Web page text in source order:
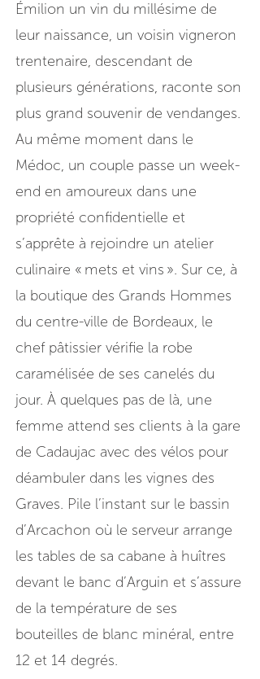
Émilion un vin du millésime de
leur naissance, un voisin vigneron
trentenaire, descendant de
plusieurs générations, raconte son
plus grand souvenir de vendanges.
Au même moment dans le
Médoc, un couple passe un week-
end en amoureux dans une
propriété confidentielle et
s’apprête à rejoindre un atelier
culinaire « mets et vins ». Sur ce, à
la boutique des Grands Hommes
du centre-ville de Bordeaux, le
chef pâtissier vérifie la robe
caramélisée de ses canelés du
jour. À quelques pas de là, une
femme attend ses clients à la gare
de Cadaujac avec des vélos pour
déambuler dans les vignes des
Graves. Pile l’instant sur le bassin
d’Arcachon où le serveur arrange
les tables de sa cabane à huîtres
devant le banc d’Arguin et s’assure
de la température de ses
bouteilles de blanc minéral, entre
12 et 14 degrés.